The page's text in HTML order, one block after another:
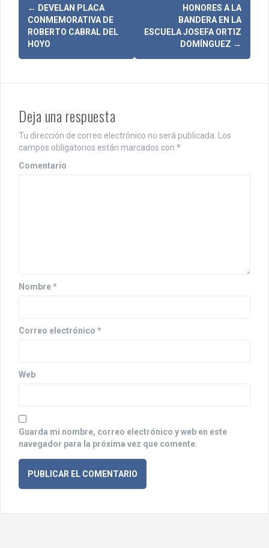
N
v
a
c
i
n
r
d
s
← DEVELAN PLACA
CONMEMORATIVA DE
ROBERTO CABRAL DEL
HOYO
HONORES A LA
BANDERA EN LA
ESCUELA JOSEFA ORTIZ
DOMÍNGUEZ →
Deja una respuesta
Tu dirección de correo electrónico no será publicada.
Los
campos obligatorios están marcados con *
Comentario
Nombre*
Correo electrónico *
Web
Guarda mi nombre, correo electrónico y web en este
navegador para la próxima vez que comente.